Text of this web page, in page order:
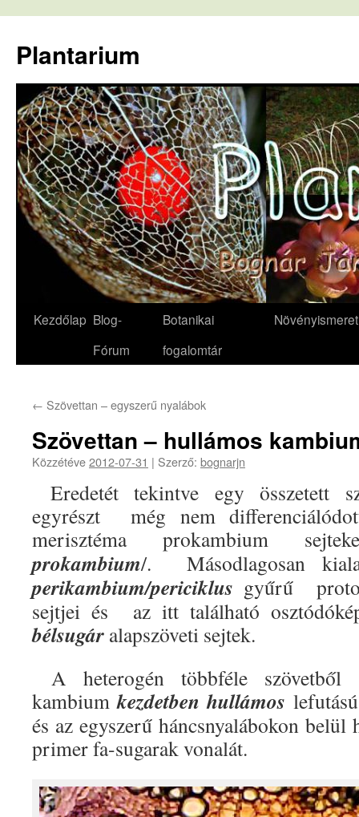
tartalomba
Plantarium
Kezdőlap Blog-
Fórum
Botanikai
fogalomtár
Növényismeret
← Szövettan – egyszerű nyalábok
Szövettan – hullámos
Közzétéve2012-07-31 | Szerző: bognarjn
Eredetét tekintve egy összetett
egyrészt még nem
merisztéma prokambium
prokambium/. Másodlagosan
perikambium/periciklus gyűrű
sejtjei és az itt található
bélsugár alapszöveti sejtek.
A heterogén többféle szövetből
kambiumkezdetben hullámos
és az egyszerű háncsnyalábokon
primer fa-sugarak vonalát.